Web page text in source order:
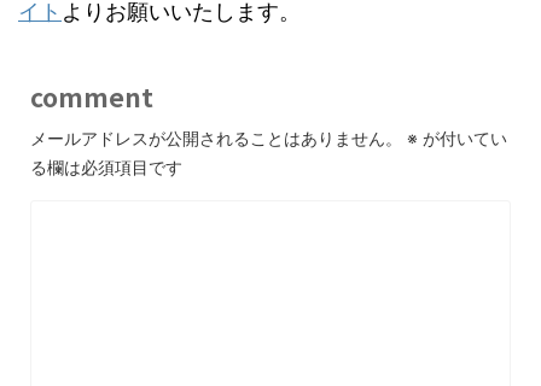
イト よりお願いいたします。
comment
メールアドレスが公開されることはありません。 ※ が付いてい
る欄は必須項目です